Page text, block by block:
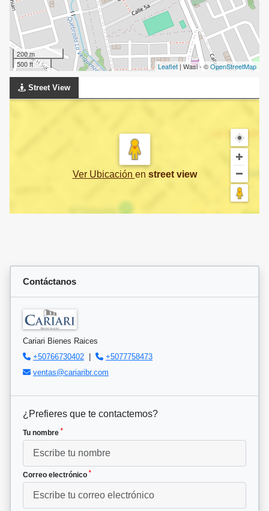
200 m
500 ft
Leaflet | Wasi - ©OpenStreetMap
Street View
Ver Ubicación en street view
Contáctanos
Cariari Bienes Raices
+50766730402 |
+5077758473
ventas@cariaribr.com
¿Prefieres que te contactemos?
Tu nombre *
Correo electrónico *